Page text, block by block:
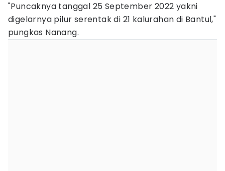
"Puncaknya tanggal 25 September 2022 yakni
digelarnya pilur serentak di 21 kalurahan di Bantul,"
pungkas Nanang.